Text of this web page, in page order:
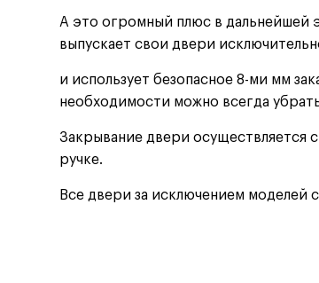
А это огромный плюс в дальнейшей
выпускает свои двери
и использует безопасное 8-ми мм
необходимости можно всегда
Закрывание двери осуществляется
ручке.
Все двери за исключением моделей